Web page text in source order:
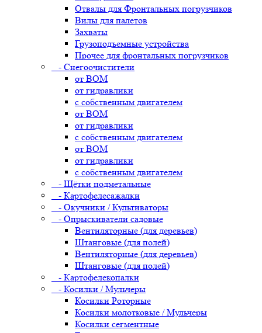
Отвалы для Фронтальных погрузчиков
Вилы для палетов
Захваты
Грузоподъемные устройства
Прочее для фронтальных погрузчиков
- Снегоочистители
от ВОМ
от гидравлики
с собственным двигателем
от ВОМ
от гидравлики
с собственным двигателем
от ВОМ
от гидравлики
с собственным двигателем
- Щётки подметальные
- Картофелесажалки
- Окучники / Культиваторы
- Опрыскиватели садовые
Вентиляторные (для деревьев)
Штанговые (для полей)
Вентиляторные (для деревьев)
Штанговые (для полей)
- Картофелекопалки
- Косилки / Мульчеры
Косилки Роторные
Косилки молотковые / Мульчеры
Косилки сегментные